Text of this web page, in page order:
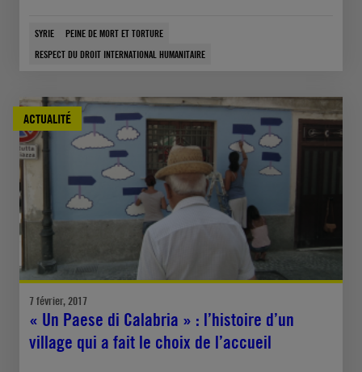
SYRIE
PEINE DE MORT ET TORTURE
RESPECT DU DROIT INTERNATIONAL HUMANITAIRE
ACTUALITÉ
7 février, 2017
« Un Paese di Calabria » : l’histoire d’un
village qui a fait le choix de l’accueil